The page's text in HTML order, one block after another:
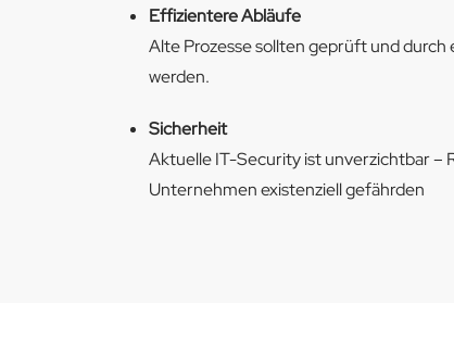
Effizientere Abläufe
Alte Prozesse sollten geprüft und
werden.
Sicherheit
Aktuelle IT-Security ist unverzichtbar –
Unternehmen existenziell gefährden